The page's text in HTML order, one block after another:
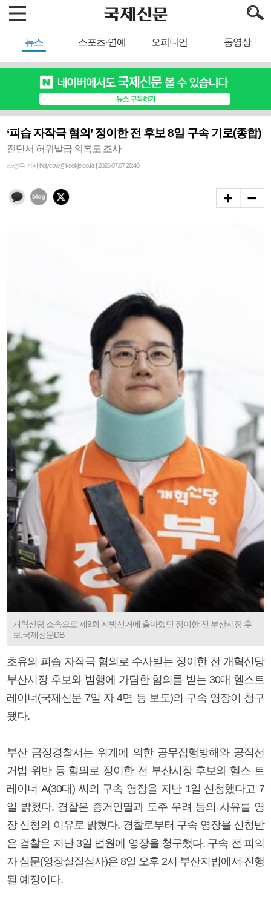
뉴스 스포츠·연예 오피니언 동영상
‘피습 자작극 혐의’ 정이한 전 후보 8일 구속 기로(종합)
진단서 허위발급 의혹도 조사
조성우 기자 holycow@kookje.co.kr | 2026.07.07 20:40
개혁신당 소속으로 제9회 지방선거에 출마했던 정이한 전 부산시장 후
보.국제신문DB
초유의 피습 자작극 혐의로 수사받는 정이한 전 개혁신당
부산시장 후보와 범행에 가담한 혐의를 받는 30대 헬스트
레이너(국제신문 7일 자 4면 등 보도)의 구속 영장이 청구
됐다.
부산 금정경찰서는 위계에 의한 공무집행방해와 공직선
거법 위반 등 혐의로 정이한 전 부산시장 후보와 헬스 트
레이너 A(30대) 씨의 구속 영장을 지난 1일 신청했다고 7
일 밝혔다. 경찰은 증거인멸과 도주 우려 등의 사유를 영
장 신청의 이유로 밝혔다. 경찰로부터 구속 영장을 신청받
은 검찰은 지난 3일 법원에 영장을 청구했다. 구속 전 피의
자 심문(영장실질심사)은 8일 오후 2시 부산지법에서 진행
될 예정이다.